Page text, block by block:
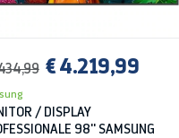
€ 4.219,99
/ DISPLAY
98'' SAMSUNG